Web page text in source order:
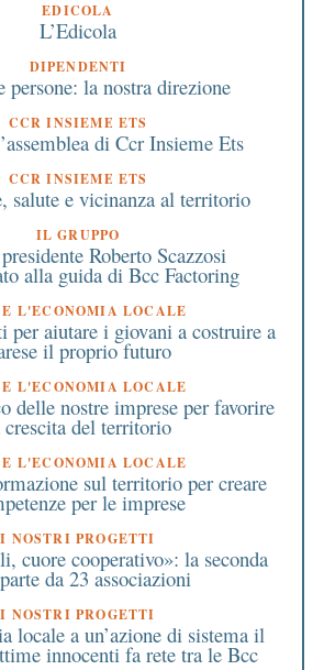
EDICOLA
L’Edicola
DIPENDENTI
persone: la nostra direzione
CCR INSIEME ETS
di Ccr Insieme Ets
CCR INSIEME ETS
salute e vicinanza al territorio
IL GRUPPO
Roberto Scazzosi
alla guida di Bcc Factoring
L'ECONOMIA LOCALE
per aiutare i giovani a costruire a
il proprio futuro
L'ECONOMIA LOCALE
delle nostre imprese per favorire
crescita del territorio
L'ECONOMIA LOCALE
sul territorio per creare
per le imprese
I NOSTRI PROGETTI
cuore cooperativo»: la seconda
da 23 associazioni
I NOSTRI PROGETTI
locale a un’azione di sistema il
innocenti fa rete tra le Bcc